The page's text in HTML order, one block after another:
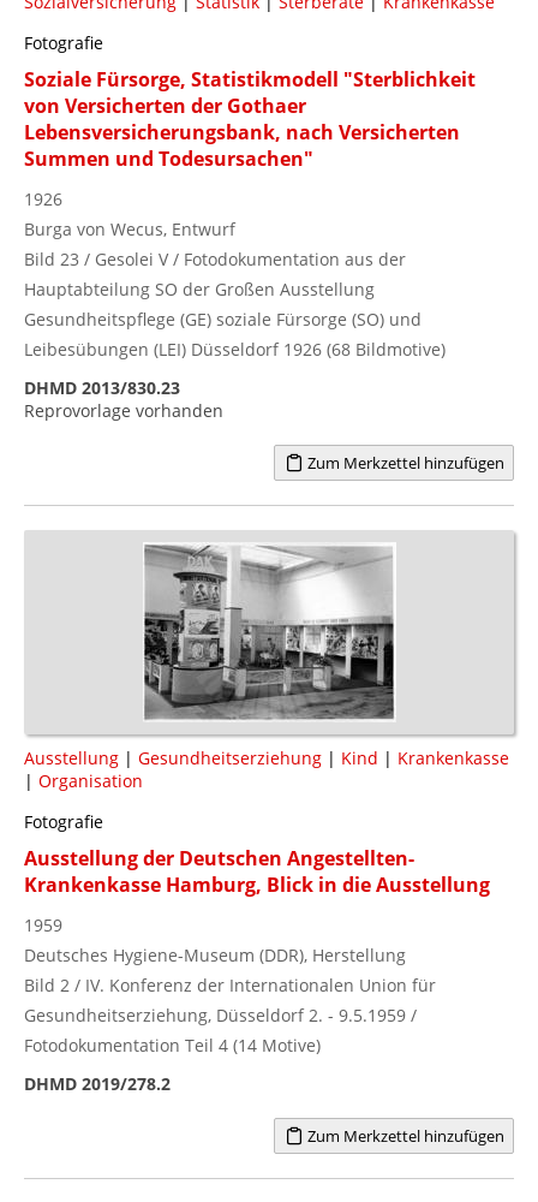
Fotografie
Soziale Fürsorge, Statistikmodell "Sterblichkeit
von Versicherten der Gothaer
Lebensversicherungsbank, nach Versicherten
Summen und Todesursachen"
1926
Burga von Wecus, Entwurf
Bild 23 / Gesolei V / Fotodokumentation aus der
Hauptabteilung SO der Großen Ausstellung
Gesundheitspflege (GE) soziale Fürsorge (SO) und
Leibesübungen (LEI) Düsseldorf 1926 (68 Bildmotive)
DHMD 2013/830.23
Reprovorlage vorhanden
Zum Merkzettel hinzufügen
Ausstellung | Gesundheitserziehung | Kind | Krankenkasse
| Organisation
Fotografie
Ausstellung der Deutschen Angestellten-
Krankenkasse Hamburg, Blick in die Ausstellung
1959
Deutsches Hygiene-Museum (DDR), Herstellung
Bild 2 / IV. Konferenz der Internationalen Union für
Gesundheitserziehung, Düsseldorf 2. - 9.5.1959 /
Fotodokumentation Teil 4 (14 Motive)
DHMD 2019/278.2
Zum Merkzettel hinzufügen